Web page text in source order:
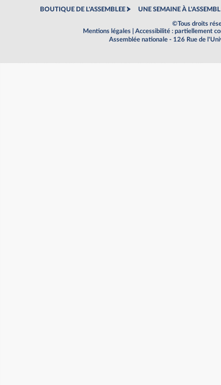
BOUTIQUE DE L'ASSEMBLEE UNE SEMAINE À
©Tous droits
Mentions légales
Accessibilité : partiellement
Assemblée nationale - 126 Rue de